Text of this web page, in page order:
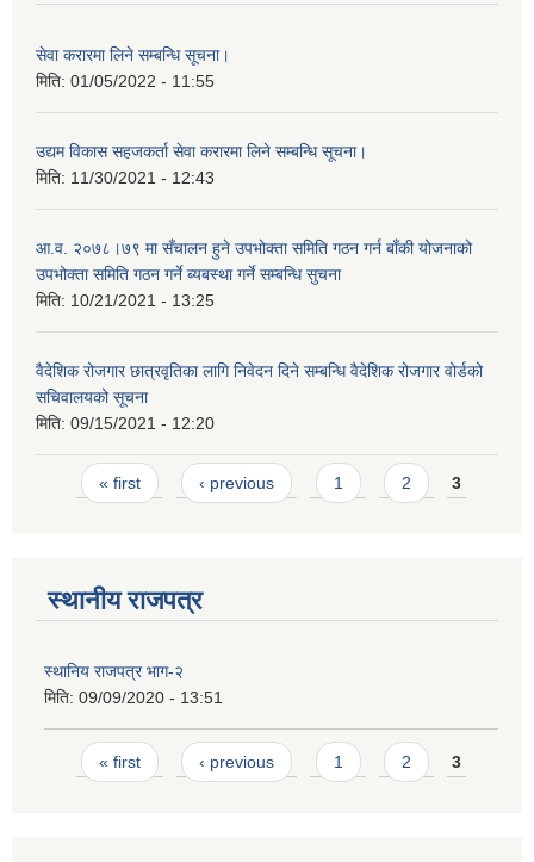
सेवा करारमा लिने सम्बन्धि सूचना।
मिति: 01/05/2022 - 11:55
उद्यम विकास सहजकर्ता सेवा करारमा लिने सम्बन्धि सूचना।
मिति: 11/30/2021 - 12:43
आ.व. २०७८।७९ मा सँचालन हुने उपभोक्ता समिति गठन गर्न बाँकी योजनाको
उपभोक्ता समिति गठन गर्ने ब्यबस्था गर्ने सम्बन्धि सुचना
मिति: 10/21/2021 - 13:25
वैदेशिक रोजगार छात्रवृतिका लागि निवेदन दिने सम्बन्धि वैदेशिक रोजगार वोर्डको
सचिवालयको सूचना
मिति: 09/15/2021 - 12:20
Pages
« first ‹ previous 1 2 3
स्थानीय राजपत्र
स्थानिय राजपत्र भाग-२
मिति: 09/09/2020 - 13:51
Pages
« first ‹ previous 1 2 3